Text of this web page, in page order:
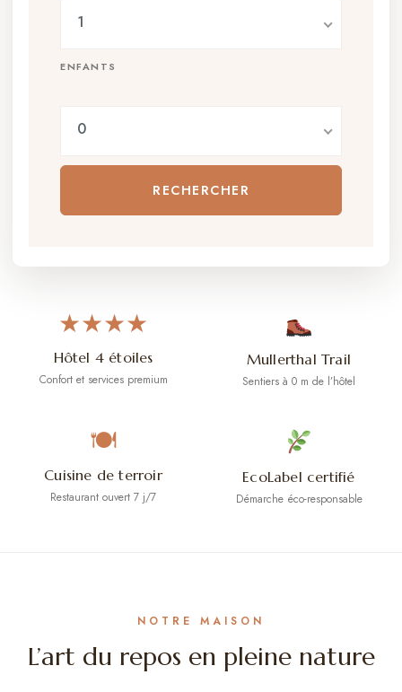
1
ENFANTS
0
★★★★
Hôtel 4 étoiles
Confort et services premium
Mullerthal Trail
Sentiers à 0 m de l’hôtel
🍽
Cuisine de terroir
Restaurant ouvert 7 j/7
EcoLabel certifié
Démarche éco-responsable
NOTRE MAISON
L’art du repos en pleine nature